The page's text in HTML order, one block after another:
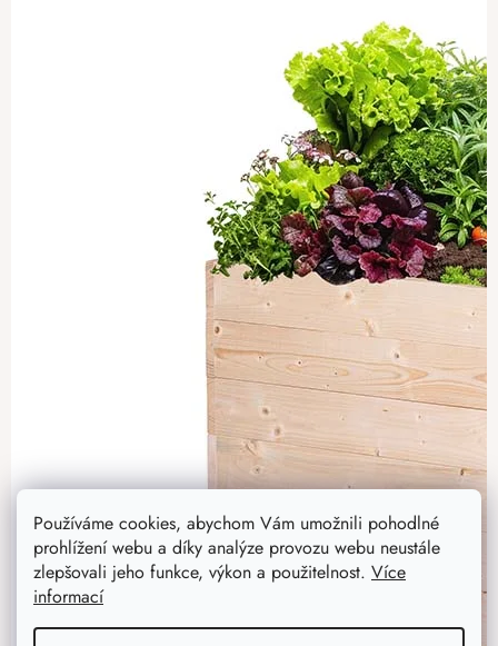
Používáme cookies, abychom Vám umožnili pohodlné
prohlížení webu a díky analýze provozu webu neustále
zlepšovali jeho funkce, výkon a použitelnost. Více
informací